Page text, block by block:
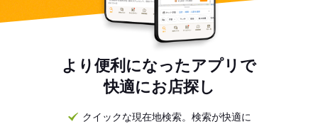
より便利になったアプリで
快適にお店探し
クイックな現在地検索。検索が快適に